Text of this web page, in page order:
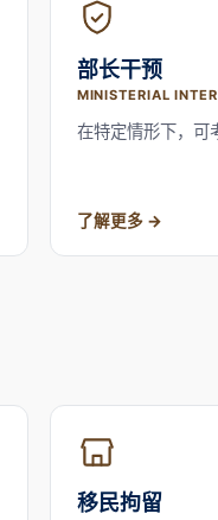
部长干预
MINISTERIAL
在特定情形下，可
了解更多
移民拘留